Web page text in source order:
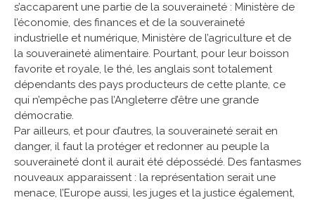
s’accaparent une partie de la souveraineté : Ministère de
l’économie, des finances et de la souveraineté
industrielle et numérique, Ministère de l’agriculture et de
la souveraineté alimentaire. Pourtant, pour leur boisson
favorite et royale, le thé, les anglais sont totalement
dépendants des pays producteurs de cette plante, ce
qui n’empêche pas l’Angleterre d’être une grande
démocratie.
Par ailleurs, et pour d’autres, la souveraineté serait en
danger, il faut la protéger et redonner au peuple la
souveraineté dont il aurait été dépossédé. Des fantasmes
nouveaux apparaissent : la représentation serait une
menace, l’Europe aussi, les juges et la justice également,